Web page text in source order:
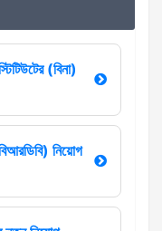
(বিনা)
নিয়োগ